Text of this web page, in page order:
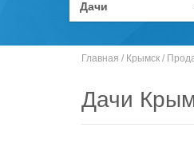
Главная / Крымск /
Дачи